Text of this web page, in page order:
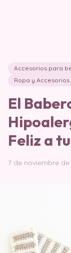
Accesorios para
Ropa y
El
Feliz a
7 de noviembre de